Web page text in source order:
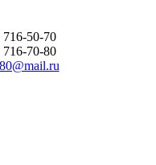
50-70
70-80